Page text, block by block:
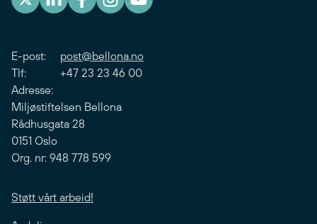
E-post: post@bellona.no
Tlf: +47 23 23 46 00
Adresse:
Miljøstiftelsen Bellona
Rådhusgata 28
0151 Oslo
Org. nr: 948 778 599
Støtt vårt arbeid!